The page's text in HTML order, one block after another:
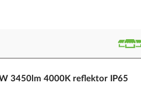
3450lm 4000K reflektor IP65